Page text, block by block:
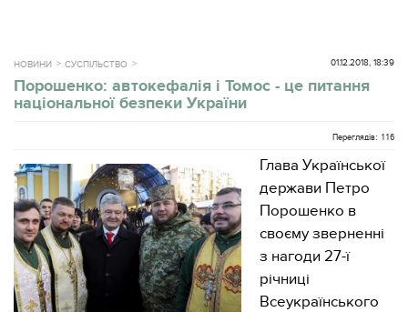
НОВИНИ СУСПІЛЬСТВО 01.12.2018, 18:39
Порошенко: автокефалія і Томос - це питання
національної безпеки України
Переглядів: 116
Глава Української
держави Петро
Порошенко в
своєму зверненні
з нагоди 27-ї
річниці
Всеукраїнського